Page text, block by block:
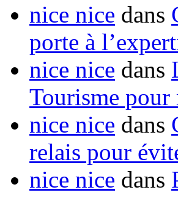
nice nice dans
porte à
nice nice dans
Tourisme pour
nice nice dans
relais pour
nice nice dans